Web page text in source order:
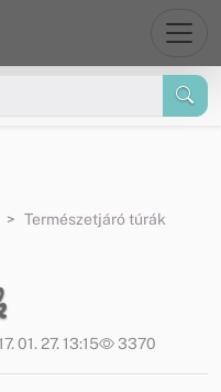
Természetjáró túrák
01. 27. 13:15 3370